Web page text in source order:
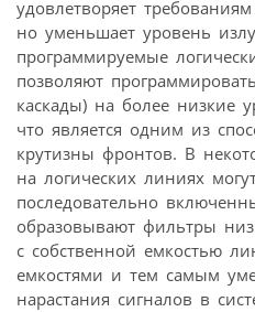
удовлетворяет
но уменьшает уровень
программируемые
позволяют
каскады) на более низкие
что является одним из
крутизны фронтов. В
на логических линиях
последовательно
образовывают фильтры
с собственной емкостью
емкостями и тем самым
нарастания сигналов в